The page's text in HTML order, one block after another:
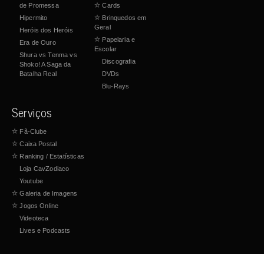
de Promessa
Hipermito
Heróis dos Heróis
Era de Ouro
Shura vs Tenma vs
Shoko! A Saga da
Batalha Real
☆ Cards
☆ Brinquedos em
Geral
☆ Papelaria e
Escolar
Discografia
DVDs
Blu-Rays
Serviços
☆ Fã-Clube
☆ Caixa Postal
☆ Ranking / Estatísticas
Loja CavZodiaco
Youtube
☆ Galeria de Imagens
☆ Jogos Online
Videoteca
Lives e Podcasts